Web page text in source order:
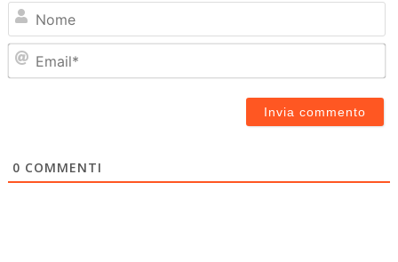
0 COMMENTI